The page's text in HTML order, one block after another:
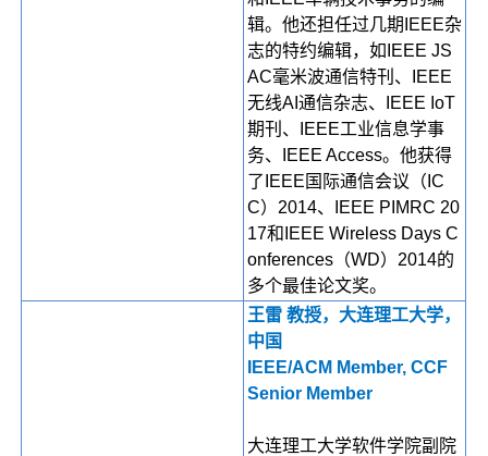
辑。他还担任过几期IEEE杂
志的特约编辑，如IEEE JS
AC毫米波通信特刊、IEEE
无线AI通信杂志、IEEE IoT
期刊、IEEE工业信息学事
务、IEEE Access。他获得
了IEEE国际通信会议（IC
C）2014、IEEE PIMRC 20
17和IEEE Wireless Days C
onferences（WD）2014的
多个最佳论文奖。
王雷 教授，大连理工大学，
中国
IEEE/ACM Member, CCF
Senior Member
大连理工大学软件学院副院